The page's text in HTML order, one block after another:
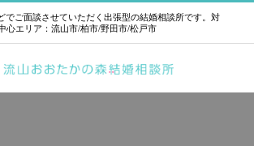
でご面談させていただく出張型の結婚相談所です。対
心エリア：流山市/柏市/野田市/松戸市